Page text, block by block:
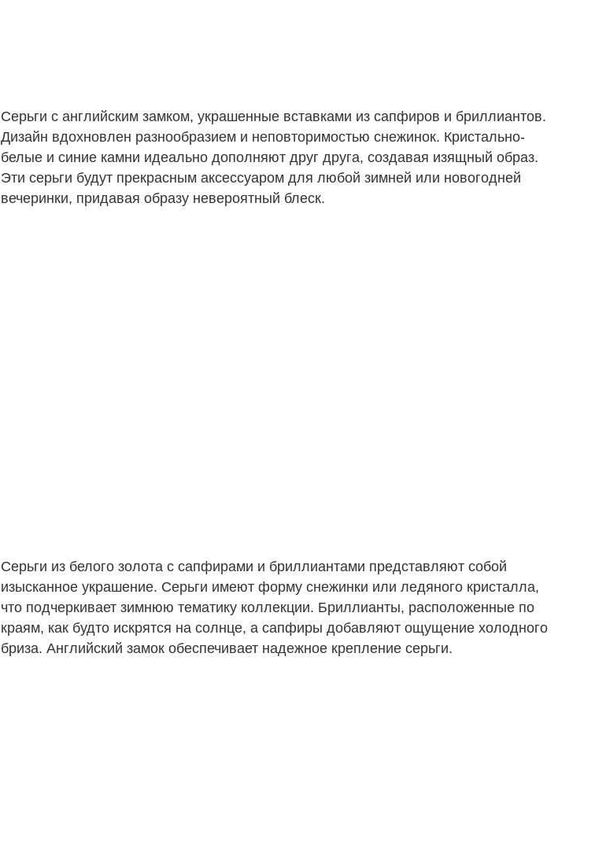
Серьги с английским замком, украшенные вставками из сапфиров и бриллиантов.
Дизайн вдохновлен разнообразием и неповторимостью снежинок. Кристально-
белые и синие камни идеально дополняют друг друга, создавая изящный образ.
Эти серьги будут прекрасным аксессуаром для любой зимней или новогодней
вечеринки, придавая образу невероятный блеск.
Серьги из белого золота с сапфирами и бриллиантами представляют собой
изысканное украшение. Серьги имеют форму снежинки или ледяного кристалла,
что подчеркивает зимнюю тематику коллекции. Бриллианты, расположенные по
краям, как будто искрятся на солнце, а сапфиры добавляют ощущение холодного
бриза. Английский замок обеспечивает надежное крепление серьги.